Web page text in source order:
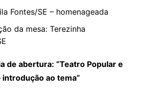
Fontes/SE – homenageada
da mesa: Terezinha
de abertura: “Teatro Popular e
ao tema”